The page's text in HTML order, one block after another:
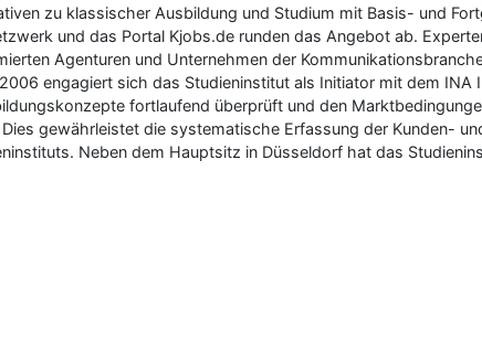
zu klassischer Ausbildung und Studium mit Basis- und
und das Portal Kjobs.de runden das Angebot ab.
Agenturen und Unternehmen der
engagiert sich das Studieninstitut als Initiator mit dem INA
fortlaufend überprüft und den
gewährleistet die systematische Erfassung der Kunden-
Neben dem Hauptsitz in Düsseldorf hat das